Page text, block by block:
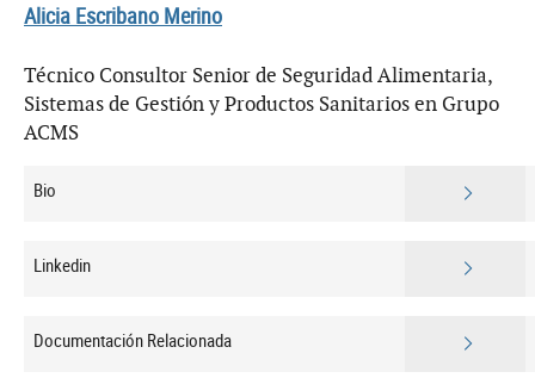
Alicia Escribano Merino
Técnico Consultor Senior de Seguridad Alimentaria,
Sistemas de Gestión y Productos Sanitarios en Grupo
ACMS
Bio
Linkedin
Documentación Relacionada